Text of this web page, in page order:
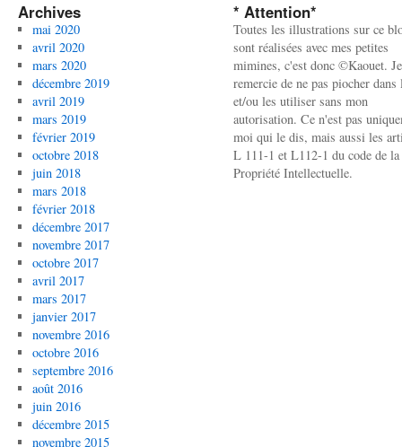
Archives
mai 2020
avril 2020
mars 2020
décembre 2019
avril 2019
mars 2019
février 2019
octobre 2018
juin 2018
mars 2018
février 2018
décembre 2017
novembre 2017
octobre 2017
avril 2017
mars 2017
janvier 2017
novembre 2016
octobre 2016
septembre 2016
août 2016
juin 2016
décembre 2015
novembre 2015
* Attention*
Toutes les illustrations sur ce
sont réalisées avec mes petites
mimines, c'est donc ©Kaouet.
remercie de ne pas piocher dans
et/ou les utiliser sans mon
autorisation. Ce n'est pas
moi qui le dis, mais aussi les
L 111-1 et L112-1 du code de la
Propriété Intellectuelle.